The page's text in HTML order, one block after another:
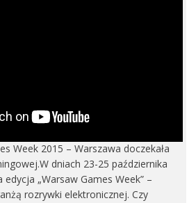
Week 2015 – Warszawa doczekała
dniach 23-25 października
„Warsaw Games Week” –
rozrywki elektronicznej. Czy